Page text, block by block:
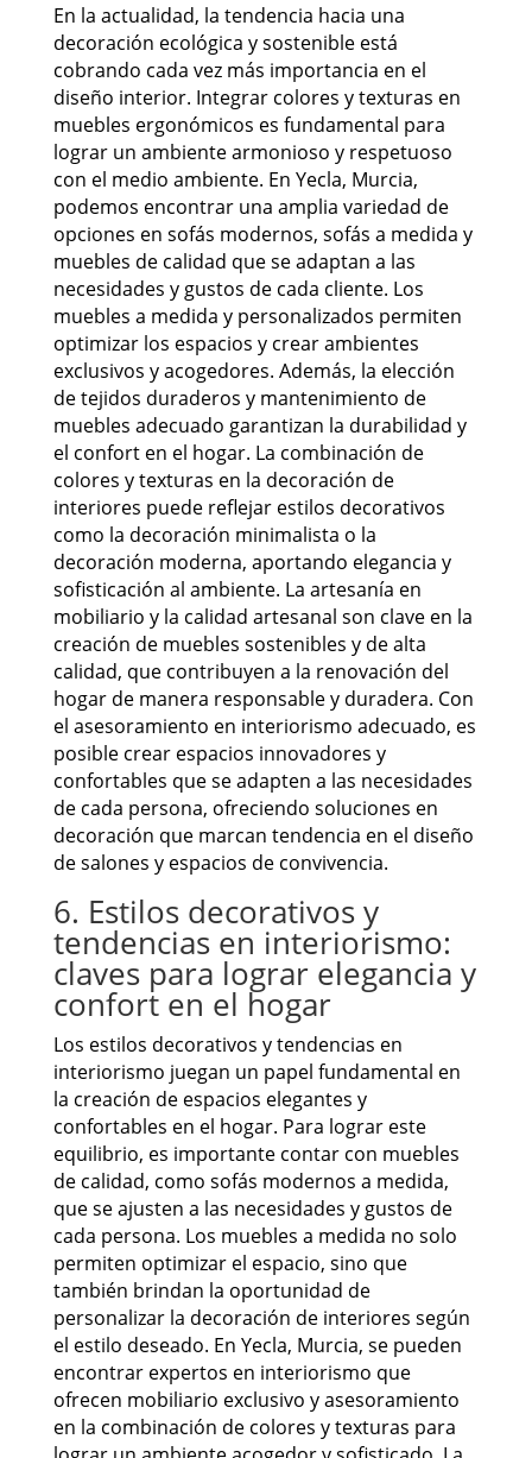
En la actualidad, la tendencia hacia una
decoración ecológica y sostenible está
cobrando cada vez más importancia en el
diseño interior. Integrar colores y texturas en
muebles ergonómicos es fundamental para
lograr un ambiente armonioso y respetuoso
con el medio ambiente. En Yecla, Murcia,
podemos encontrar una amplia variedad de
opciones en sofás modernos, sofás a medida y
muebles de calidad que se adaptan a las
necesidades y gustos de cada cliente. Los
muebles a medida y personalizados permiten
optimizar los espacios y crear ambientes
exclusivos y acogedores. Además, la elección
de tejidos duraderos y mantenimiento de
muebles adecuado garantizan la durabilidad y
el confort en el hogar. La combinación de
colores y texturas en la decoración de
interiores puede reflejar estilos decorativos
como la decoración minimalista o la
decoración moderna, aportando elegancia y
sofisticación al ambiente. La artesanía en
mobiliario y la calidad artesanal son clave en la
creación de muebles sostenibles y de alta
calidad, que contribuyen a la renovación del
hogar de manera responsable y duradera. Con
el asesoramiento en interiorismo adecuado, es
posible crear espacios innovadores y
confortables que se adapten a las necesidades
de cada persona, ofreciendo soluciones en
decoración que marcan tendencia en el diseño
de salones y espacios de convivencia.
6. Estilos decorativos y
tendencias en interiorismo:
claves para lograr elegancia y
confort en el hogar
Los estilos decorativos y tendencias en
interiorismo juegan un papel fundamental en
la creación de espacios elegantes y
confortables en el hogar. Para lograr este
equilibrio, es importante contar con muebles
de calidad, como sofás modernos a medida,
que se ajusten a las necesidades y gustos de
cada persona. Los muebles a medida no solo
permiten optimizar el espacio, sino que
también brindan la oportunidad de
personalizar la decoración de interiores según
el estilo deseado. En Yecla, Murcia, se pueden
encontrar expertos en interiorismo que
ofrecen mobiliario exclusivo y asesoramiento
en la combinación de colores y texturas para